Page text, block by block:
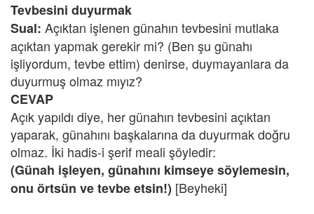
Tevbesini duyurmak
Sual: Açıktan işlenen günahın tevbesini mutlaka
açıktan yapmak gerekir mi? (Ben şu günahı
işliyordum, tevbe ettim) denirse, duymayanlara da
duyurmuş olmaz mıyız?
CEVAP
Açık yapıldı diye, her günahın tevbesini açıktan
yaparak, günahını başkalarına da duyurmak doğru
olmaz. İki hadis-i şerif meali şöyledir:
(Günah işleyen, günahını kimseye söylemesin,
onu örtsün ve tevbe etsin!) [Beyheki]